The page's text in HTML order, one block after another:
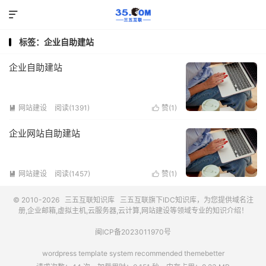

标签：企业自助建站
企业自助建站
 网站建设 阅读(1391)  赞(1 )
企业网站自助建站
 网站建设 阅读(1457)  赞(1 )
© 2010-2026 三五互联知识库 三五互联旗下IDC知识库，为您提供域名注
册,企业邮箱,虚拟主机,云服务器,云计算,网站建设等领域专业的知识介绍！
闽ICP备2023011970号
wordpress template system recommended themebetter